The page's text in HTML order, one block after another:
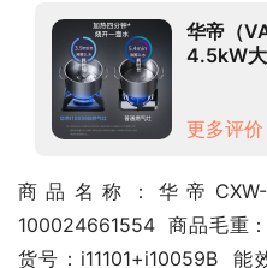
华帝（
4.5kW
更多评价
商品名称：华帝CXW-
100024661554  商品毛重
货号：i11101+i10059B